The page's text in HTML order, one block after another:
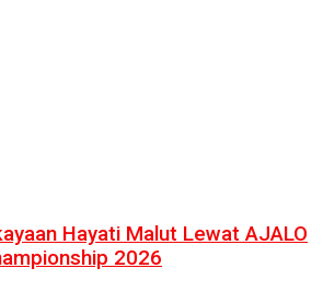
Hayati Malut Lewat AJALO
2026